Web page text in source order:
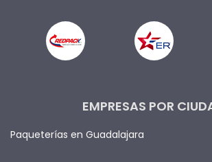
EMPRESAS POR
Paqueterías en Guadalajara